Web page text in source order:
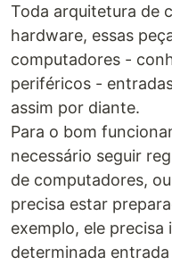
Toda arquitetura de
hardware, essas
computadores -
periféricos -
assim por diante.
Para o bom
necessário seguir
de computadores,
precisa estar
exemplo, ele
determinada